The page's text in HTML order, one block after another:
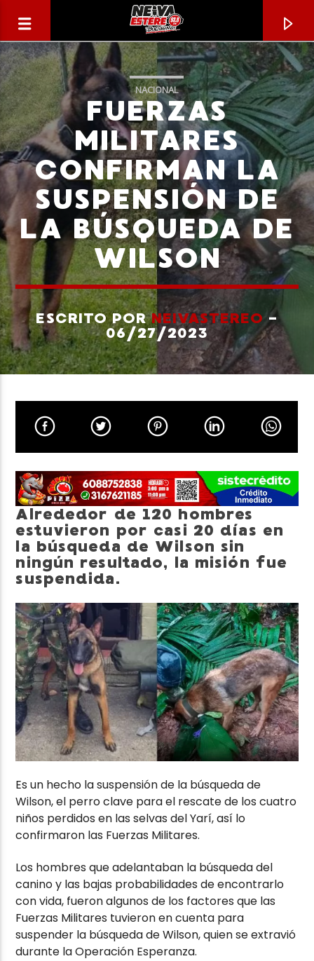
CANCIÓN ACTUAL
TÍTULO
ARTISTA
Neiva Estereo
NACIONAL
FUERZAS
MILITARES
CONFIRMAN LA
SUSPENSIÓN DE
LA BÚSQUEDA DE
WILSON
ESCRITO PORNEIVASTEREO-
06/27/2023
Alrededor de 120 hombres
estuvieron por casi 20 días en
la búsqueda de Wilson sin
ningún resultado, la misión fue
suspendida.
Es un hecho la suspensión de la búsqueda de
Wilson, el perro clave para el rescate de los cuatro
niños perdidos en las selvas del Yarí, así lo
confirmaron las Fuerzas Militares.
Los hombres que adelantaban la búsqueda del
canino y las bajas probabilidades de encontrarlo
con vida, fueron algunos de los factores que las
Fuerzas Militares tuvieron en cuenta para
suspender la búsqueda de Wilson, quien se extravió
durante la Operación Esperanza.